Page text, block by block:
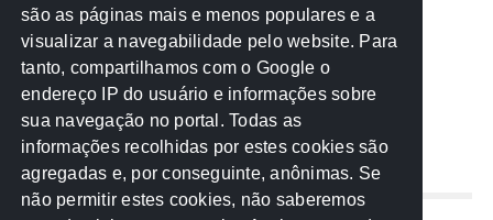
MPF Notícias PF PGE-MT PGR
Receita Federal Sem categoria
TCE-MT TCU TRE
REDE NOS ESTADOS
são as páginas mais e menos populares e a
visualizar a navegabilidade pelo website. Para
tanto, compartilhamos com o Google o
endereço IP do usuário e informações sobre
sua navegação no portal. Todas as
informações recolhidas por estes cookies são
agregadas e, por conseguinte, anônimas. Se
não permitir estes cookies, não saberemos